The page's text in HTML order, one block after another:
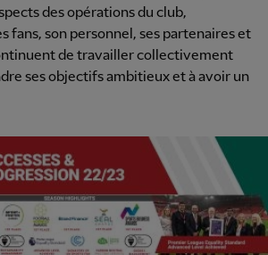
des opérations du club,
fans, son personnel, ses partenaires et
de travailler collectivement
ses objectifs ambitieux et à avoir un